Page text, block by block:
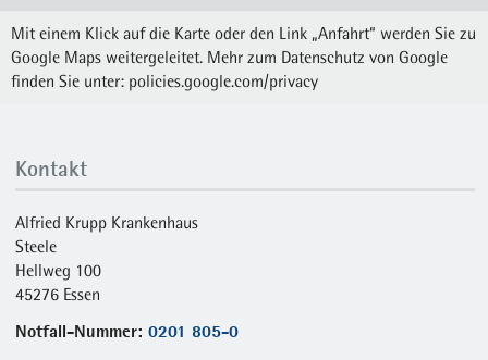
Mit einem Klick auf die Karte oder den Link „Anfahrt“ werden Sie zu
Google Maps weitergeleitet. Mehr zum Datenschutz von Google
finden Sie unter: policies.google.com/privacy
Kontakt
Alfried Krupp Krankenhaus
Steele
Hellweg 100
45276 Essen
Notfall-Nummer:0201 805-0